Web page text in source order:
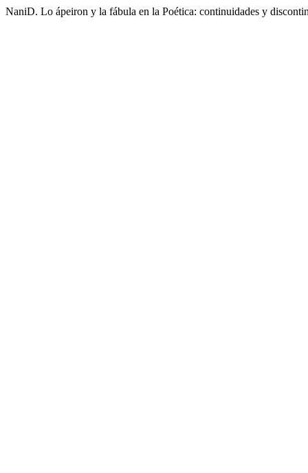
NaniD. Lo ápeiron y la fábula en la Poética: continuidades y